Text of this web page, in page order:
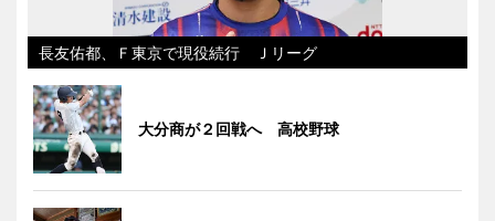
長友佑都、Ｆ東京で現役続行 Ｊリーグ
大分商が２回戦へ 高校野球